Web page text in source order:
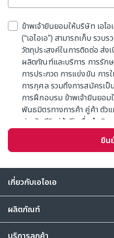
ข้าพเจ้ายินยอมให้บริษัท เอไ
(“เอไอเอ”) สามารถเก็บ รวบ
วัตถุประสงค์ในการติดต่อ ส่ง
ผลิตภัณฑ์และบริการ การรัก
การประกวด การแข่งขัน กา
การกุศล รวมถึงการสมัครเป็
การฝึกอบรม ข้าพเจ้ายินยอม
พันธมิตรทางการค้า คู่ค้า ตัว
ประกันชีวิต (ถ้ามี) เพื่อดำเนิน
ความตามกฎหมาย การให้ค
ทั้งนี้ เอไอเออาจเก็บข้อมูลข
บุคคลได้ที่เว็บไซต์ของเอไอเอ
ยืน
เกี่ยวกับเอไอเอ
ผลิตภัณฑ์
บริการลูกค้า